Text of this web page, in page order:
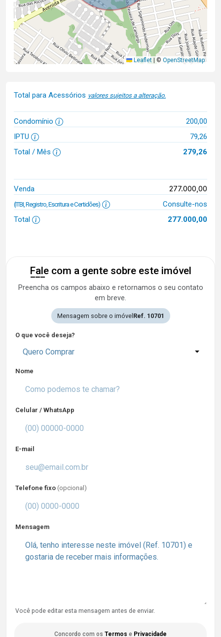
Leaflet © OpenStreetMap
Total para Acessórios valores sujeitos a alteração.
Condomínio
200,00
IPTU
79,26
Total / Mês
279,26
Venda 277.000,00
(ITBI, Registro, Escritura e Certidões)
Consulte-nos
Total
277.000,00
Fale com a gente sobre este imóvel
Preencha os campos abaixo e retornamos o seu contato
em breve.
Mensagem sobre o imóvel Ref. 10701
O que você deseja?
Quero Comprar
Nome
Celular / WhatsApp
E-mail
Telefone fixo (opcional)
Mensagem
Você pode editar esta mensagem antes de enviar.
Concordo com os Termos e Privacidade